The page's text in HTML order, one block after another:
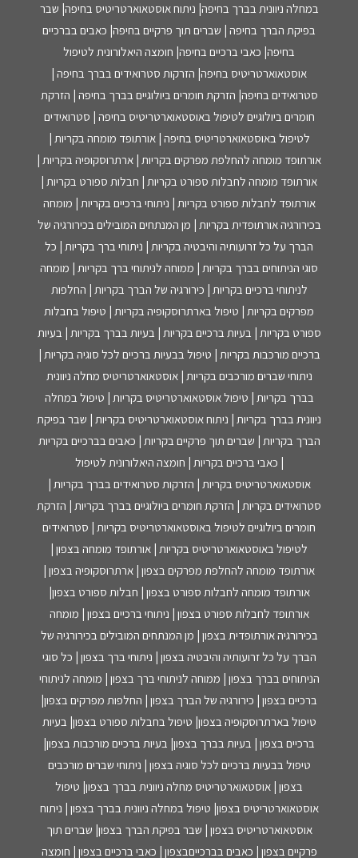
במחלה ניוונית בברך בחיפה| ניתוח אוסטאוארטריטיס בחיפה| שבר
בפיקת הברך בחיפה | שברים תוך פרקיים בחיפה| כאבים בברכיים
בחיפה| כאבי ברכיים בחיפה| חומצה היאלורונית לטיפול
אוסטאוארטריטיס בחיפה| הזרקות סטרואידים בברך בחיפה |
סטרואידים בחיפה| הזרקת חומרים ביולוגיים בברך בחיפה | הזרקת
חומרים ביולוגיים לטיפול באוסטאוארטריטיס בחיפה | סטרואידים
לטיפול באוסטאוארטריטיס בחיפה | אורתופד מומחה בקריות |
אורתופד מומחה להחלפת מפרקים בקריות | ארתרוסקופיה בקריות |
אורתופד מומחה לחבלות ספורט בקריות | חבלות ספורט בקריות |
אורתופד לחבלות ספורט בקריות | ניתוחי ברכיים בקריות | מומחה
בכירורגיה אורתופדית בקריות | מן המנתחים המובילים בכירורגיה של
הברך על כל זרועותיה והיבטיה בקריות | ניתוחי ברך בקריות | כל
סוגי הניתוחים בברך בקריות | ממוחה לניתוחי ברך בקריות | מומחה
לניתוחי ברכיים בקריות | כירורגיה של הברך בקריות | החלפות
מפרקים בקריות | טיפול בארתרוסקופיה בקריות | טיפול בחבלות
ספורט בקריות | בעיות ברכיים בקריות | בעיות בברך בקריות | בעיות
ברכיים מורכבות בקריות | טיפול בבעיות ברכיים לכל סוגיה בקריות |
ניתוחי שברים מורכבים בקריות | אוסטאוארטריטיס מחלה ניוונית
בברך בקריות | טיפול אוסטאוארטריטיס בקריות | טיפול במחלה
ניוונית בברך בקריות | ניתוח אוסטאוארטריטיס בקריות | שבר בפיקת
הברך בקריות | שברים תוך פרקיים בקריות | כאבים בברכיים בקריות
| כאבי ברכיים בקריות | חומצה היאלורונית לטיפול
אוסטאוארטריטיס בקריות | הזרקות סטרואידים בברך בקריות |
סטרואידים בקריות | הזרקת חומרים ביולוגיים בברך בקריות | הזרקת
חומרים ביולוגיים לטיפול באוסטאוארטריטיס בקריות | סטרואידים
לטיפול באוסטאוארטריטיס בקריות | אורתופד מומחה בצפון |
אורתופד מומחה להחלפת מפרקים בצפון | ארתרוסקופיה בצפון |
אורתופד מומחה לחבלות ספורט בצפון | חבלות ספורט בצפון|
אורתופד לחבלות ספורט בצפון | ניתוחי ברכיים בצפון | מומחה
בכירורגיה אורתופדית בצפון | מן המנתחים המובילים בכירורגיה של
הברך על כל זרועותיה והיבטיה בצפון | ניתוחי ברך בצפון | כל סוגי
הניתוחים בברך בצפון | ממוחה לניתוחי ברך בצפון | מומחה לניתוחי
ברכיים בצפון | כירורגיה של הברך בצפון | החלפות מפרקים בצפון|
טיפול בארתרוסקופיה בצפון| טיפול בחבלות ספורט בצפון| בעיות
ברכיים בצפון | בעיות בברך בצפון| בעיות ברכיים מורכבות בצפון|
טיפול בבעיות ברכיים לכל סוגיה בצפון | ניתוחי שברים מורכבים
בצפון | אוסטאוארטריטיס מחלה ניוונית בברך בצפון| טיפול
אוסטאוארטריטיס בצפון| טיפול במחלה ניוונית בברך בצפון | ניתוח
אוסטאוארטריטיס בצפון | שבר בפיקת הברך בצפון| שברים תוך
פרקיים בצפון | כאבים בברכייםבצפון | כאבי ברכיים בצפון | חומצה